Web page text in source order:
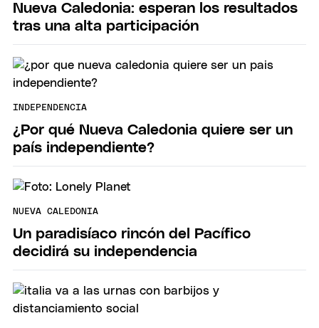
Nueva Caledonia: esperan los resultados
tras una alta participación
INDEPENDENCIA
¿Por qué Nueva Caledonia quiere ser un
país independiente?
NUEVA CALEDONIA
Un paradisíaco rincón del Pacífico
decidirá su independencia